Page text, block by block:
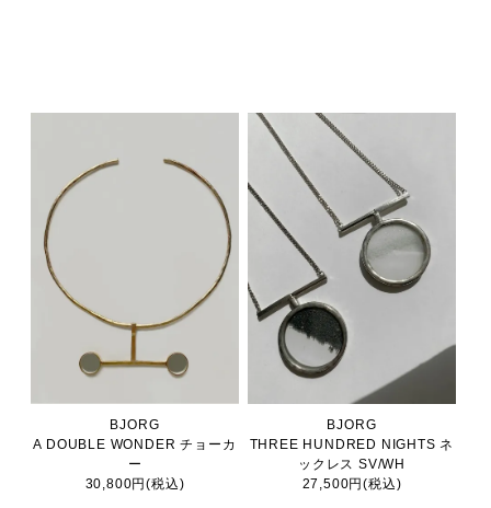
BJORG
A DOUBLE WONDER チョーカ
ー
30,800円(税込)
BJORG
THREE HUNDRED NIGHTS ネ
ックレス SV/WH
27,500円(税込)